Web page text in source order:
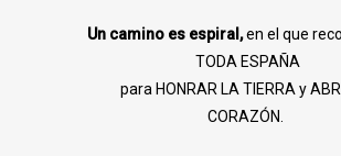
Un camino es espiral,en el que
TODA ESPAÑA
para HONRAR LA TIERRA y
CORAZÓN.